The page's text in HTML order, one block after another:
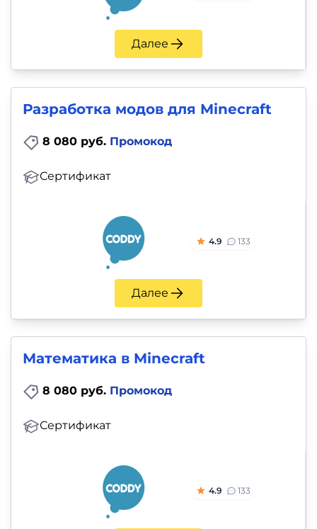
Далее
Разработка модов для Minecraft
8 080 руб. Промокод
Сертификат
4.9 133
Далее
Математика в Minecraft
8 080 руб. Промокод
Сертификат
4.9 133